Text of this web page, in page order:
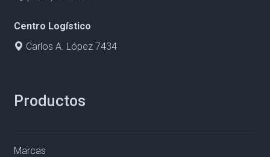
Centro Logístico
Carlos A. López 7434
Productos
Marcas